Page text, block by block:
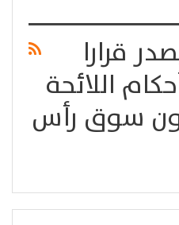
قرارا
اللائحة
سوق رأس